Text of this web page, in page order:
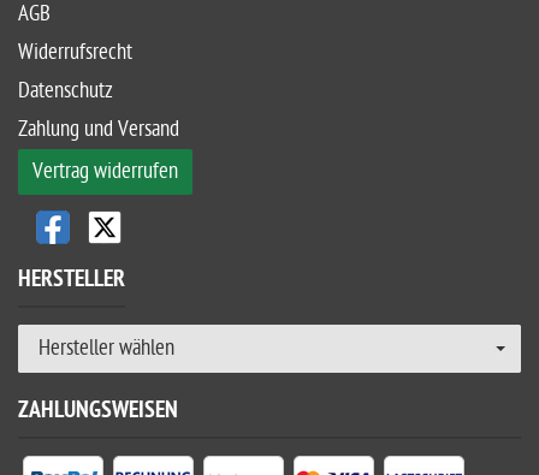
AGB
Widerrufsrecht
Datenschutz
Zahlung und Versand
Vertrag widerrufen
HERSTELLER
Hersteller wählen
ZAHLUNGSWEISEN